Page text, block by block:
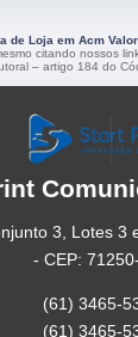
de Loja em Acm
citando nossos
– artigo 184 do
3, Lotes 3
- CEP:
(61) 3465-
(61) 3465-